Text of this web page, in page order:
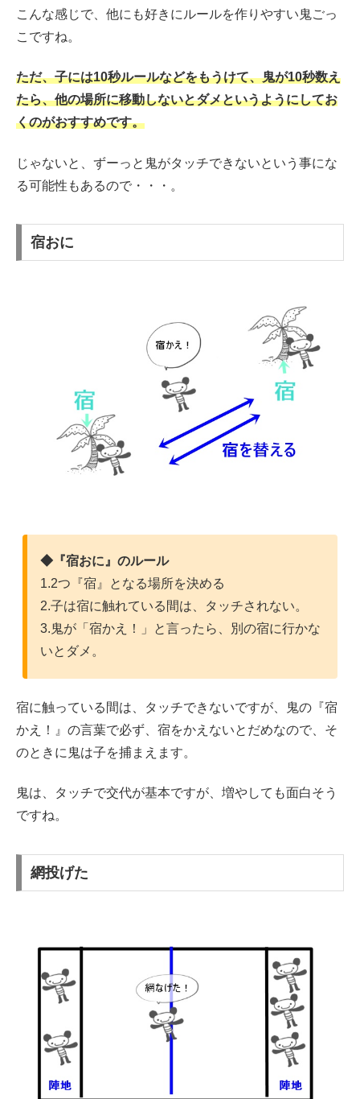
こんな感じで、他にも好きにルールを作りやすい鬼ごっ
こですね。
ただ、子には10秒ルールなどをもうけて、鬼が10秒数え
たら、他の場所に移動しないとダメというようにしてお
くのがおすすめです。
じゃないと、ずーっと鬼がタッチできないという事にな
る可能性もあるので・・・。
宿おに
◆『宿おに』のルール
1.2つ『宿』となる場所を決める
2.子は宿に触れている間は、タッチされない。
3.鬼が「宿かえ！」と言ったら、別の宿に行かな
いとダメ。
宿に触っている間は、タッチできないですが、鬼の『宿
かえ！』の言葉で必ず、宿をかえないとだめなので、そ
のときに鬼は子を捕まえます。
鬼は、タッチで交代が基本ですが、増やしても面白そう
ですね。
網投げた